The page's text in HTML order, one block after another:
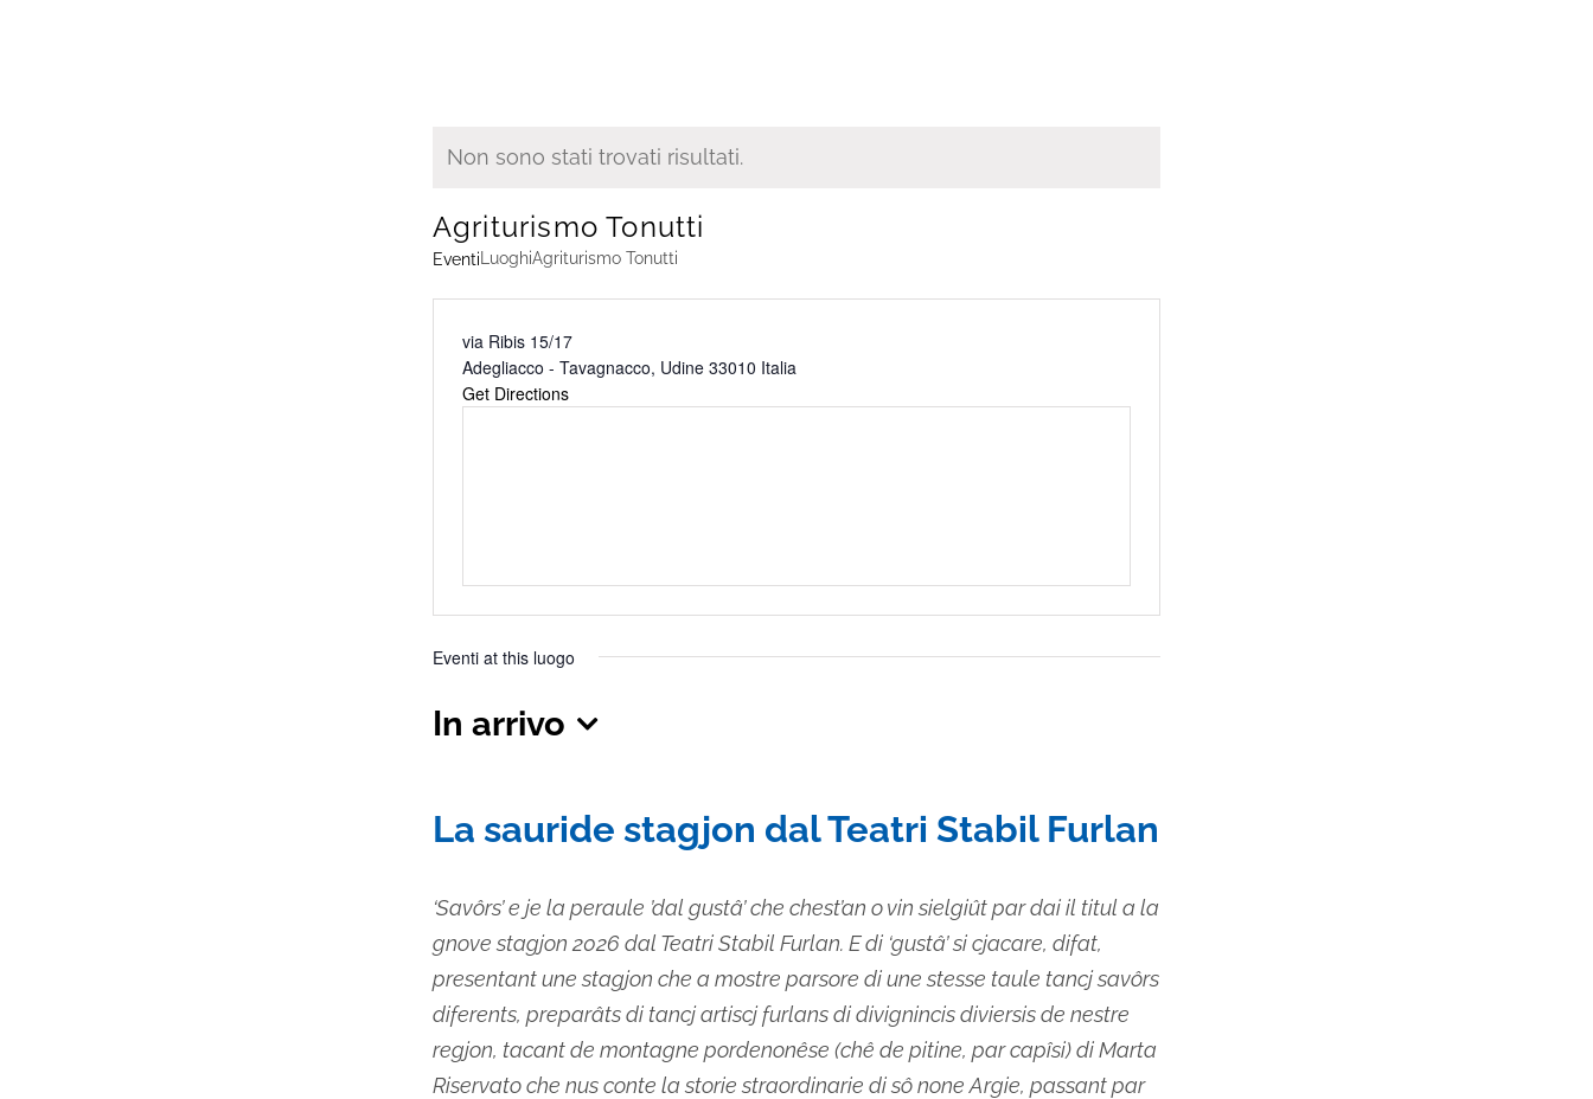
Notice
Non sono stati trovati risultati.
Agriturismo Tonutti
Eventi LuoghiAgriturismo Tonutti
Address
via Ribis 15/17
Adegliacco - Tavagnacco, Udine 33010 Italia
Get Directions
Eventi at this luogo
In arrivo
data.
La sauride stagjon dal Teatri Stabil Furlan
‘Savôrs’ e je la peraule ’dal gustâ’ che chest’an o vin sielgiût par dai il titul a la
gnove stagjon 2026 dal Teatri Stabil Furlan. E di ‘gustâ’ si cjacare, difat,
presentant une stagjon che a mostre parsore di une stesse taule tancj savôrs
diferents, preparâts di tancj artiscj furlans di divignincis diviersis de nestre
regjon, tacant de montagne pordenonêse (chê de pitine, par capîsi) di Marta
Riservato che nus conte la storie straordinarie di sô none Argie, passant par